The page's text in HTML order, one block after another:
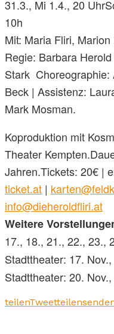
31.3., Mi 1.4., 20
10h
Mit: Maria Fliri,
Regie: Barbara
Stark Choreographie:
Beck | Assistenz:
Mark Mosman.
Koproduktion mit
Theater
Jahren.Tickets: 20€ |
ticket.at |
info@dieheroldfliri.at
Weitere
17., 18., 21., 22., 23.,
Stadttheater: 17.
Stadttheater: 20.
teilenTweetteilen